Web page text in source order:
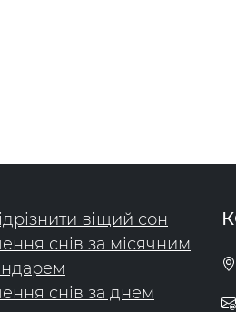
віщий сон
снів за місячним
снів за днем